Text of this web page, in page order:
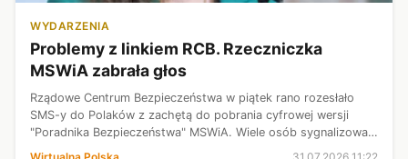
WYDARZENIA
Problemy z linkiem RCB. Rzeczniczka
MSWiA zabrała głos
Rządowe Centrum Bezpieczeństwa w piątek rano rozesłało
SMS-y do Polaków z zachętą do pobrania cyfrowej wersji
"Poradnika Bezpieczeństwa" MSWiA. Wiele osób sygnalizowało
jednak, że strona jest niedostępna. Rzeczniczka MSWiA